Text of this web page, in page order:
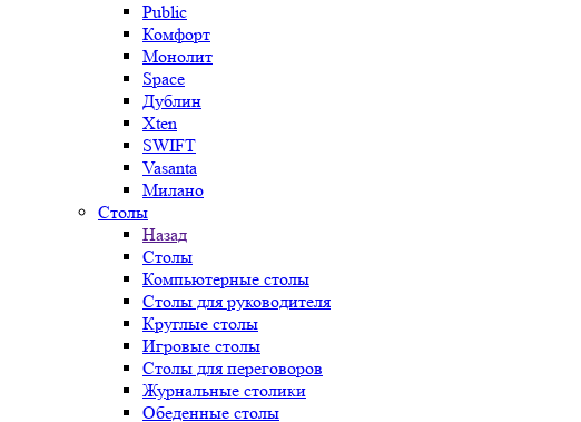
Public
Комфорт
Монолит
Space
Дублин
Xten
SWIFT
Vasanta
Милано
Столы
Назад
Столы
Компьютерные столы
Столы для руководителя
Круглые столы
Игровые столы
Столы для переговоров
Журнальные столики
Обеденные столы